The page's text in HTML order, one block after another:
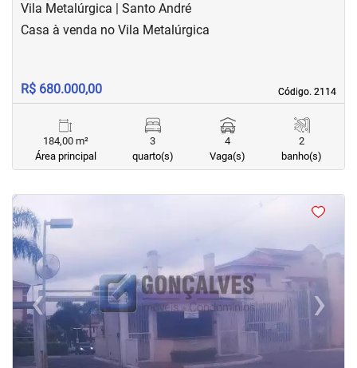
Vila Metalúrgica | Santo André
Código. 2114
Código. 2114
Casa à venda no Vila Metalúrgica
R$ 680.000,00
184,00 m²
Área principal
3
quarto(s)
4
Vaga(s)
2
banho(s)
<
‹Previous ›Next